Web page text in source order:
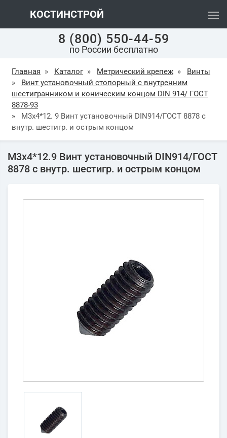
КОСТИНСТРОЙ
8 (800) 550-44-59
по России бесплатно
Главная » Каталог » Метрический крепеж »
Винты
»
Винт установочный стопорный с внутренним
шестигранником и коническим концом DIN 914/ ГОСТ
8878-93
»
М3х4*12. 9 Винт установочный DIN914/ГОСТ 8878 с
внутр. шестигр. и острым концом
М3х4*12.9 Винт установочный DIN914/ГОСТ
8878 с внутр. шестигр. и острым концом